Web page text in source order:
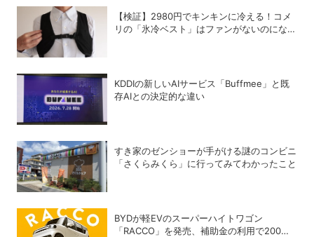
【検証】2980円でキンキンに冷える！コメ
リの「氷冷ベスト」はファンがないのになぜ
KDDIの新しいAIサービス「Buffmee」と既
存AIとの決定的な違い
すき家のゼンショーが手がける謎のコンビニ
「さくらみくら」に行ってみてわかったこと
BYDが軽EVのスーパーハイトワゴン
「RACCO」を発売、補助金の利用で200万